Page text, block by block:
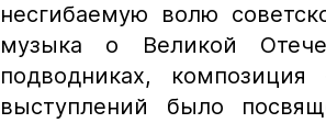
несгибаемую волю
музыка о Великой
подводниках,
выступлений было